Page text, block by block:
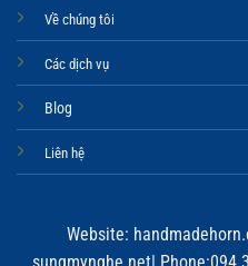
Về chúng tôi
Các dịch vụ
Blog
Liên hệ
Website:
sungmynghe.net|